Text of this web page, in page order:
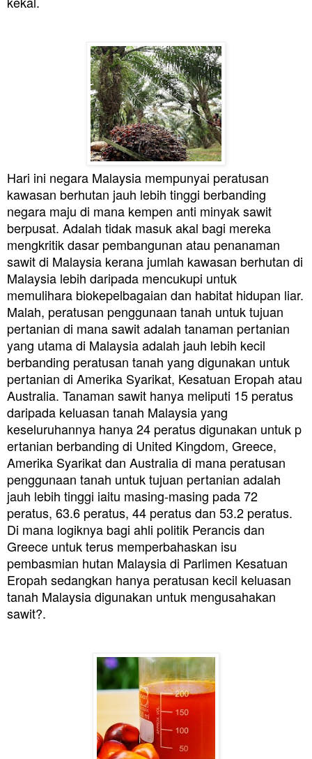
Hari ini negara Malaysia mempunyai peratusan
kawasan berhutan jauh lebih tinggi berbanding
negara maju di mana kempen anti minyak sawit
berpusat. Adalah tidak masuk akal bagi mereka
mengkritik dasar pembangunan atau penanaman
sawit di Malaysia kerana jumlah kawasan berhutan di
Malaysia lebih daripada mencukupi untuk
memulihara biokepelbagaian dan habitat hidupan liar.
Malah, peratusan penggunaan tanah untuk tujuan
pertanian di mana sawit adalah tanaman pertanian
yang utama di Malaysia adalah jauh lebih kecil
berbanding peratusan tanah yang digunakan untuk
pertanian di Amerika Syarikat, Kesatuan Eropah atau
Australia. Tanaman sawit hanya meliputi 15 peratus
daripada keluasan tanah Malaysia yang
keseluruhannya hanya 24 peratus digunakan untuk p
ertanian berbanding di United Kingdom, Greece,
Amerika Syarikat dan Australia di mana peratusan
penggunaan tanah untuk tujuan pertanian adalah
jauh lebih tinggi iaitu masing-masing pada 72
peratus, 63.6 peratus, 44 peratus dan 53.2 peratus.
Di mana logiknya bagi ahli politik Perancis dan
Greece untuk terus memperbahaskan isu
pembasmian hutan Malaysia di Parlimen Kesatuan
Eropah sedangkan hanya peratusan kecil keluasan
tanah Malaysia digunakan untuk mengusahakan
sawit?.